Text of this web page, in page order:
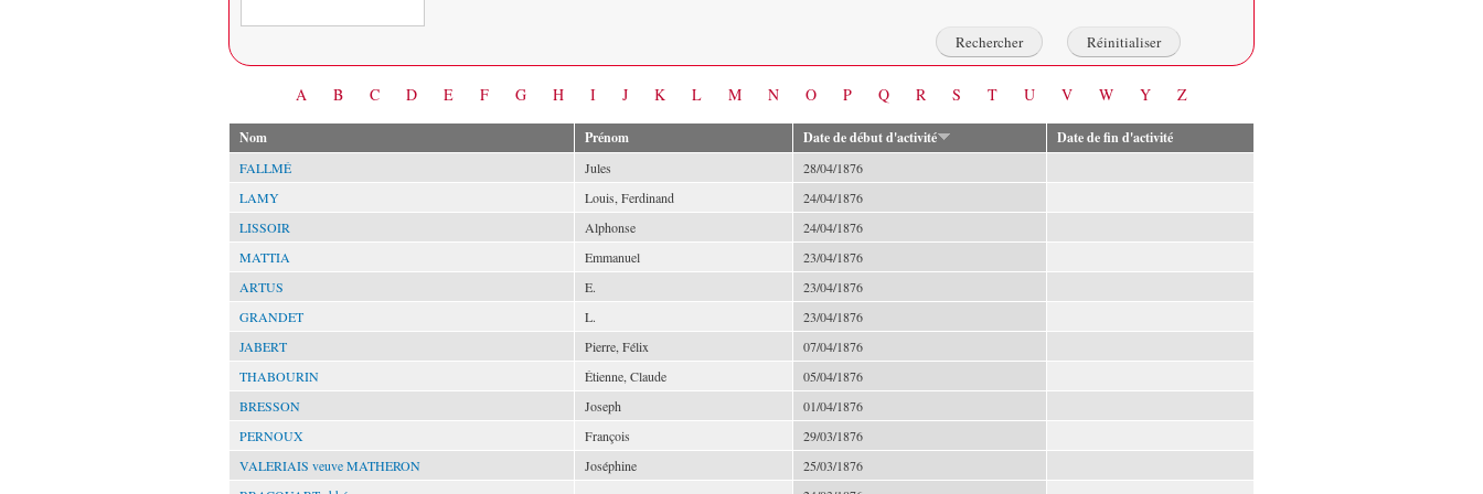
A B C D E F G H I J K L M N O P Q R S T U V W Y Z
Nom Prénom Date de début d'activité Date de fin d'activité
FALLMÉ Jules
28/04/1876
LAMY
Louis, Ferdinand
24/04/1876
LISSOIR
Alphonse
24/04/1876
MATTIA
Emmanuel
23/04/1876
ARTUS
E.
23/04/1876
GRANDET
L.
23/04/1876
JABERT
Pierre, Félix
07/04/1876
THABOURIN
Étienne, Claude
05/04/1876
BRESSON
Joseph
01/04/1876
PERNOUX
François
29/03/1876
VALERIAIS veuve MATHERON
Joséphine
25/03/1876